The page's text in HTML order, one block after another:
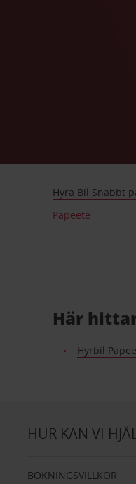
Hyra Bil Snabbt
Papeete
Här
Hyrbil
HUR KAN VI
BOKNINGSVILLKOR